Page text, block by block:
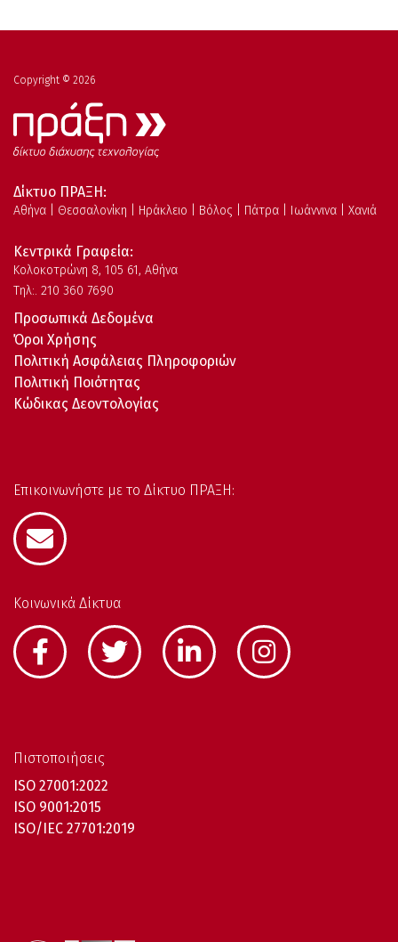
Copyright © 2026
Δίκτυο ΠΡΑΞΗ:
Αθήνα | Θεσσαλονίκη | Ηράκλειο | Βόλος | Πάτρα | Ιωάννινα | Χανιά
Κεντρικά Γραφεία:
Kολοκοτρώνη 8, 105 61, Αθήνα
Τηλ:. 210 360 7690
Προσωπικά Δεδομένα
Όροι Χρήσης
Πολιτική Ασφάλειας Πληροφοριών
Πολιτική Ποιότητας
Κώδικας Δεοντολογίας
Επικοινωνήστε με το Δίκτυο ΠΡΑΞΗ:
Κοινωνικά Δίκτυα
Πιστοποιήσεις
ISO 27001:2022
ISO 9001:2015
ISO/IEC 27701:2019